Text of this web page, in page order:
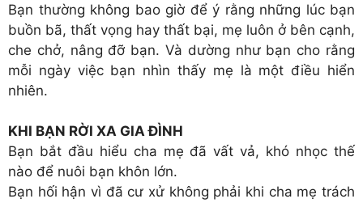
Bạn thường không bao giờ để ý rằng những lúc bạn
buồn bã, thất vọng hay thất bại, mẹ luôn ở bên cạnh,
che chở, nâng đỡ bạn. Và dường như bạn cho rằng
mỗi ngày việc bạn nhìn thấy mẹ là một điều hiển
nhiên.
KHI BẠN RỜI XA GIA ĐÌNH
Bạn bắt đầu hiểu cha mẹ đã vất vả, khó nhọc thế
nào để nuôi bạn khôn lớn.
Bạn hối hận vì đã cư xử không phải khi cha mẹ trách